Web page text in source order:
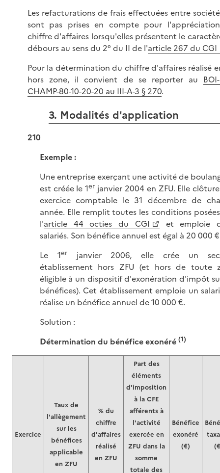
Les refacturations de frais effectuées entre
sont pas prises en compte pour
chiffre d'affaires lorsqu'elles présentent le
débours au sens du 2° du II de l'article 267 du CGI
Pour la détermination du chiffre d'affaires réalisé
hors zone, il convient de se reporter au
CHAMP-80-10-20-20 au III-A-3 § 270.
3. Modalités d'application
210
Exemple :
Une entreprise exerçant une activité de
est créée le 1er janvier 2004 en ZFU. Elle
exercice comptable le 31 décembre de
année. Elle remplit toutes les conditions
l'article 44 octies du CGI
et emploie
salariés. Son bénéfice annuel est égal à 20 000
Le 1erjanvier 2006, elle crée un
établissement hors ZFU (et hors de toute
éligible à un dispositif d'exonération d'impôt
bénéfices). Cet établissement emploie un
réalise un bénéfice annuel de 10 000 €.
Solution :
Détermination du bénéfice exonéré (1)
Exercice
Taux de
l'allègement
sur les
bénéfices
applicable
en ZFU
% du
chiffre
d'affaires
réalisé
en ZFU
Part des
éléments
d'imposition
à la CFE
afférents à
l'activité
exercée en
ZFU dans la
somme
totale des
Bénéfice
exonéré
(€)